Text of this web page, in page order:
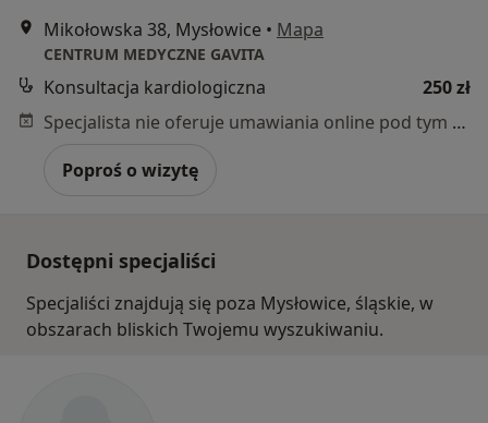
Mikołowska 38, Mysłowice • Mapa
CENTRUM MEDYCZNE GAVITA
Konsultacja kardiologiczna
250 zł
Specjalista nie oferuje umawiania online pod tym adresem.
Poproś o wizytę
Dostępni specjaliści
Specjaliści znajdują się poza Mysłowice, śląskie, w
obszarach bliskich Twojemu wyszukiwaniu.